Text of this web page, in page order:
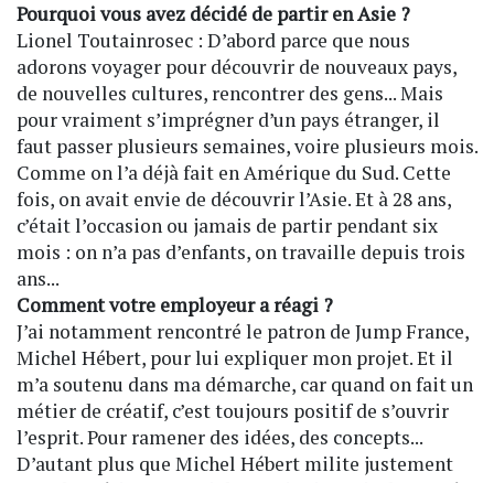
Pourquoi vous avez décidé de partir en Asie ?
Lionel Toutainrosec : D’abord parce que nous
adorons voyager pour découvrir de nouveaux pays,
de nouvelles cultures, rencontrer des gens... Mais
pour vraiment s’imprégner d’un pays étranger, il
faut passer plusieurs semaines, voire plusieurs mois.
Comme on l’a déjà fait en Amérique du Sud. Cette
fois, on avait envie de découvrir l’Asie. Et à 28 ans,
c’était l’occasion ou jamais de partir pendant six
mois : on n’a pas d’enfants, on travaille depuis trois
ans...
Comment votre employeur a réagi ?
J’ai notamment rencontré le patron de Jump France,
Michel Hébert, pour lui expliquer mon projet. Et il
m’a soutenu dans ma démarche, car quand on fait un
métier de créatif, c’est toujours positif de s’ouvrir
l’esprit. Pour ramener des idées, des concepts...
D’autant plus que Michel Hébert milite justement